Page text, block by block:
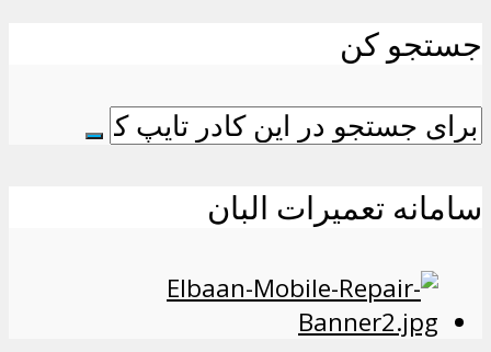
جستجو کن
سامانه تعمیرات البان